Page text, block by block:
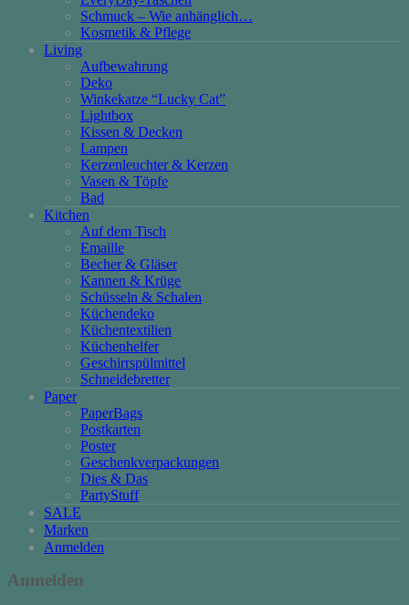
Schmuck – Wie anhänglich…
Kosmetik & Pflege
Living
Aufbewahrung
Deko
Winkekatze “Lucky Cat”
Lightbox
Kissen & Decken
Lampen
Kerzenleuchter & Kerzen
Vasen & Töpfe
Bad
Kitchen
Auf dem Tisch
Emaille
Becher & Gläser
Kannen & Krüge
Schüsseln & Schalen
Küchendeko
Küchentextilien
Küchenhelfer
Geschirrspülmittel
Schneidebretter
Paper
PaperBags
Postkarten
Poster
Geschenkverpackungen
Dies & Das
PartyStuff
SALE
Marken
Anmelden
Anmelden